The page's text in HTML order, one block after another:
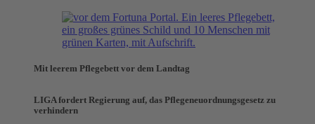
Mit leerem Pflegebett vor dem Landtag
LIGA fordert Regierung auf, das Pflegeneuordnungsgesetz zu
verhindern